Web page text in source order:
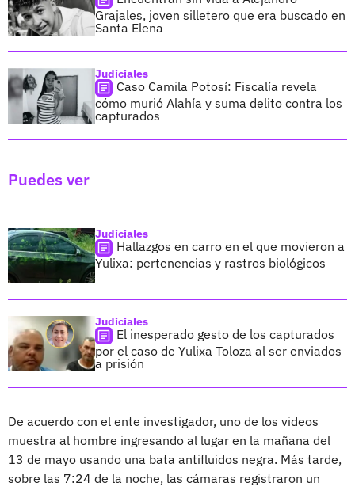
Grajales, joven silletero que era buscado en
Santa Elena
Judiciales
Caso Camila Potosí: Fiscalía revela
cómo murió Alahía y suma delito contra los
capturados
Puedes ver
Judiciales
Hallazgos en carro en el que movieron a
Yulixa: pertenencias y rastros biológicos
Judiciales
El inesperado gesto de los capturados
por el caso de Yulixa Toloza al ser enviados
a prisión
De acuerdo con el ente investigador, uno de los videos
muestra al hombre ingresando al lugar en la mañana del
13 de mayo usando una bata antifluidos negra. Más tarde,
sobre las 7:24 de la noche, las cámaras registraron un